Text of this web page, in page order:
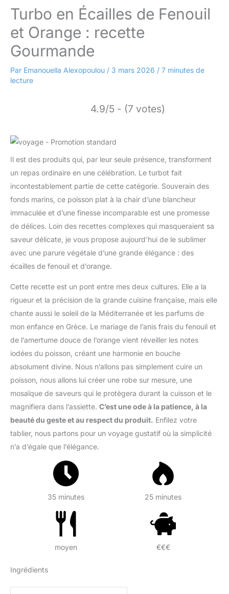
Turbo en Écailles de Fenouil
et Orange : recette
Gourmande
Par Emanouella Alexopoulou / 3 mars 2026 / 7 minutes de
lecture
4.9/5 - (7 votes)
Il est des produits qui, par leur seule présence, transforment
un repas ordinaire en une célébration. Le turbot fait
incontestablement partie de cette catégorie. Souverain des
fonds marins, ce poisson plat à la chair d’une blancheur
immaculée et d’une finesse incomparable est une promesse
de délices. Loin des recettes complexes qui masqueraient sa
saveur délicate, je vous propose aujourd’hui de le sublimer
avec une parure végétale d’une grande élégance : des
écailles de fenouil et d’orange.
Cette recette est un pont entre mes deux cultures. Elle a la
rigueur et la précision de la grande cuisine française, mais elle
chante aussi le soleil de la Méditerranée et les parfums de
mon enfance en Grèce. Le mariage de l’anis frais du fenouil et
de l’amertume douce de l’orange vient réveiller les notes
iodées du poisson, créant une harmonie en bouche
absolument divine. Nous n’allons pas simplement cuire un
poisson, nous allons lui créer une robe sur mesure, une
mosaïque de saveurs qui le protègera durant la cuisson et le
magnifiera dans l’assiette. C’est une ode à la patience, à la
beauté du geste et au respect du produit. Enfilez votre
tablier, nous partons pour un voyage gustatif où la simplicité
n’a d’égale que l’élégance.
35 minutes 25 minutes
moyen €€€
Ingrédients